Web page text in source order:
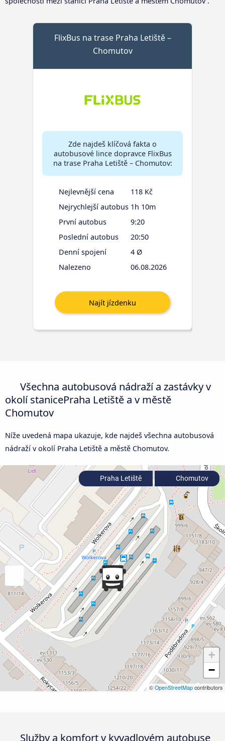
FlixBus na trase Praha Letiště –
Chomutov
Zde najdeš klíčová fakta o
autobusové lince dopravce FlixBus
na trase Praha Letiště – Chomutov:
Nejlevnější cena
118 Kč
Nejrychlejší autobus 1h 10m
První autobus
9:20
Poslední autobus
20:50
Denní spojení
4 Ø
Nalezeno
06.08.2026
Všechna autobusová nádraží a zastávky v
okolí stanicePraha Letiště a v městě
Chomutov
Níže uvedená mapa ukazuje, kde najdeš všechna autobusová
nádraží v okolí Praha Letiště a městě Chomutov.
+
−
© OpenStreetMap contributors
Praha Letiště Chomutov
Služby a komfort v kyvadlovém autobuse